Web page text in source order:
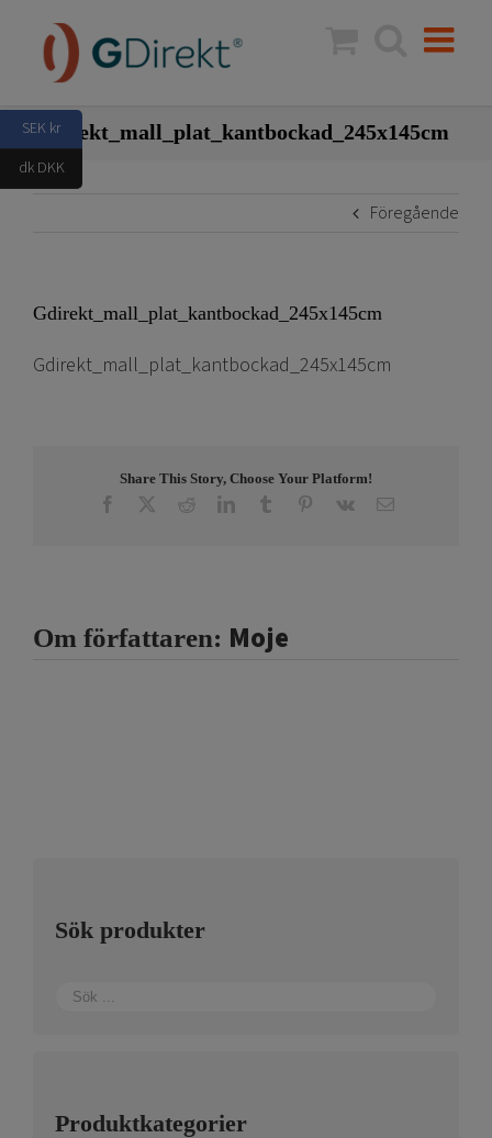
innehållet
Gdirekt_mall_plat_kantbockad_245x145cm
Föregående
Gdirekt_mall_plat_kantbockad_245x145cm
Gdirekt_mall_plat_kantbockad_245x145cm
Share This Story, Choose Your Platform!
Facebook RedditLinkedInTumblr Pinterest
Vk E-
Om författaren: Moje
Sök produkter
Produktkategorier
SEK kr
dk DKK